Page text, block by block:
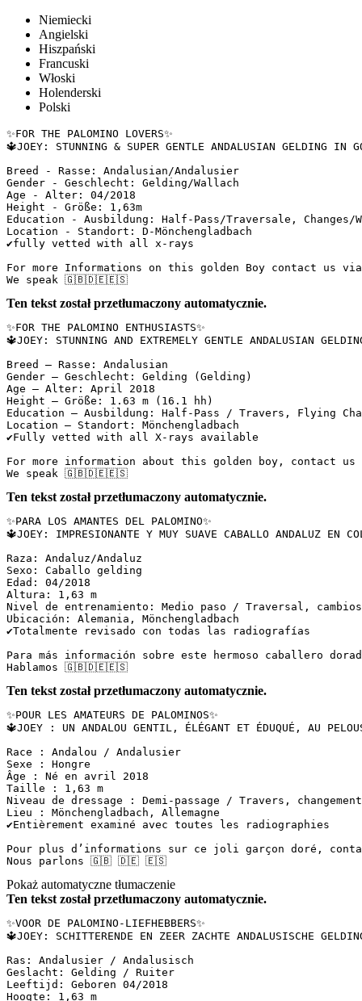
Niemiecki
Angielski
Hiszpański
Francuski
Włoski
Holenderski
Polski
✨FOR THE PALOMINO LOVERS✨
🔱JOEY: STUNNING & SUPER GENTLE ANDALUSIAN GELDING IN
Breed - Rasse: Andalusian/Andalusier
Gender - Geschlecht: Gelding/Wallach
Age - Alter: 04/2018
Height - Größe: 1,63m
Education - Ausbildung: Half-Pass/Traversale, Changes/
Location - Standort: D-Mönchengladbach
✔️fully vetted with all x-rays
For more Informations on this golden Boy contact us via
We speak 🇬🇧🇩🇪🇪🇸
Ten tekst został przetłumaczony automatycznie.
✨FOR THE PALOMINO ENTHUSIASTS✨
🔱JOEY: STUNNING AND EXTREMELY GENTLE ANDALUSIAN
Breed – Rasse: Andalusian
Gender – Geschlecht: Gelding (Gelding)
Age – Alter: April 2018
Height – Größe: 1.63 m (16.1 hh)
Education – Ausbildung: Half-Pass / Travers, Flying
Location – Standort: Mönchengladbach
✔️Fully vetted with all X-rays available
For more information about this golden boy, contact us
We speak 🇬🇧🇩🇪🇪🇸
Ten tekst został przetłumaczony automatycznie.
✨PARA LOS AMANTES DEL PALOMINO✨
🔱JOEY: IMPRESIONANTE Y MUY SUAVE CABALLO ANDALUZ EN
Raza: Andaluz/Andaluz
Sexo: Caballo gelding
Edad: 04/2018
Altura: 1,63 m
Nivel de entrenamiento: Medio paso / Traversal,
Ubicación: Alemania, Mönchengladbach
✔️Totalmente revisado con todas las radiografías
Para más información sobre este hermoso caballero
Hablamos 🇬🇧🇩🇪🇪🇸
Ten tekst został przetłumaczony automatycznie.
✨POUR LES AMATEURS DE PALOMINOS✨
🔱JOEY : UN ANDALOU GENTIL, ÉLÉGANT ET ÉDUQUÉ, AU
Race : Andalou / Andalusier
Sexe : Hongre
Âge : Né en avril 2018
Taille : 1,63 m
Niveau de dressage : Demi-passage / Travers,
Lieu : Mönchengladbach, Allemagne
✔️Entièrement examiné avec toutes les radiographies
Pour plus d’informations sur ce joli garçon doré,
Nous parlons 🇬🇧 🇩🇪 🇪🇸
Pokaż automatyczne tłumaczenie
Ten tekst został przetłumaczony automatycznie.
✨VOOR DE PALOMINO-LIEFHEBBERS✨
🔱JOEY: SCHITTERENDE EN ZEER ZACHTE ANDALUSISCHE
Ras: Andalusier / Andalusisch
Geslacht: Gelding / Ruiter
Leeftijd: Geboren 04/2018
Hoogte: 1,63 m